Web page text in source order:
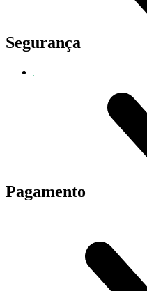
Segurança
Pagamento